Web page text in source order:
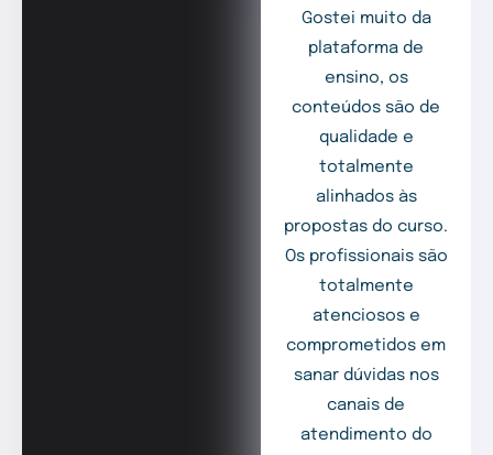
Gostei muito da
plataforma de
ensino, os
conteúdos são de
qualidade e
totalmente
alinhados às
propostas do curso.
Os profissionais são
totalmente
atenciosos e
comprometidos em
sanar dúvidas nos
canais de
atendimento do